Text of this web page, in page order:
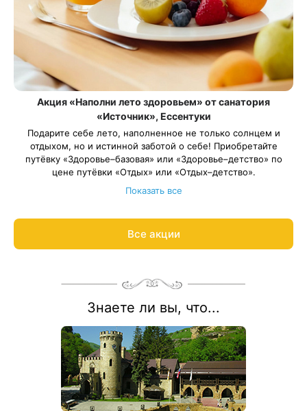
Акция «Наполни лето здоровьем» от санатория
«Источник», Ессентуки
Подарите себе лето, наполненное не только солнцем и
отдыхом, но и истинной заботой о себе! Приобретайте
путёвку «Здоровье–базовая» или «Здоровье–детство» по
цене путёвки «Отдых» или «Отдых–детство».
Длительность путёвки — от 10 дней. Весь период
проживания должен пройти в периоды: 1 июня – 31 августа
спецпредложениями
Рассчитаем цену со скидкой и забронируем отдых по акции:
Показать все
Все акции
Знаете ли вы, что...